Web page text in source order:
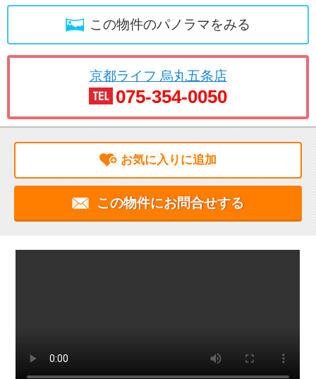
この物件のパノラマをみる
京都ライフ 烏丸五条店
075-354-0050
お気に入りに追加
この物件にお問合せする